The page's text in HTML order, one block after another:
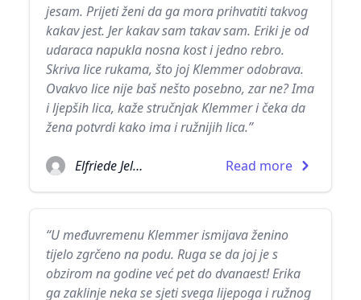
jesam. Prijeti ženi da ga mora prihvatiti takvog
kakav jest. Jer kakav sam takav sam. Eriki je od
udaraca napukla nosna kost i jedno rebro.
Skriva lice rukama, što joj Klemmer odobrava.
Ovakvo lice nije baš nešto posebno, zar ne? Ima
i ljepših lica, kaže stručnjak Klemmer i čeka da
žena potvrdi kako ima i ružnijih lica.”
Elfriede Jelinek Read more
“U međuvremenu Klemmer ismijava ženino
tijelo zgrčeno na podu. Ruga se da joj je s
obzirom na godine već pet do dvanaest! Erika
ga zaklinje neka se sjeti svega lijepoga i ružnog